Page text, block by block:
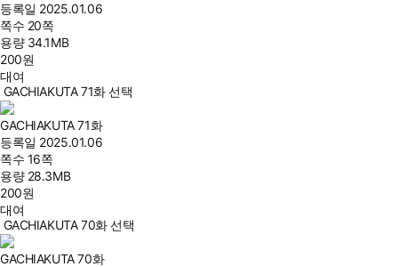
등록일 2025.01.06
쪽수 20쪽
용량 34.1MB
200원
대여
GACHIAKUTA 71화 선택
GACHIAKUTA 71화
등록일 2025.01.06
쪽수 16쪽
용량 28.3MB
200원
대여
GACHIAKUTA 70화 선택
GACHIAKUTA 70화